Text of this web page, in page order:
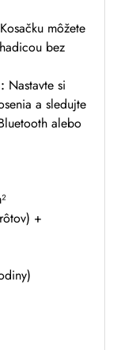
Kosačku môžete
bez
Nastavte si
a sledujte
alebo
+